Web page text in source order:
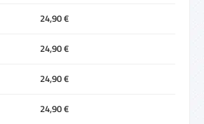
24,90 €
24,90 €
24,90 €
24,90 €